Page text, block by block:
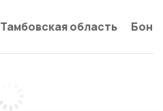
Тамбовская область